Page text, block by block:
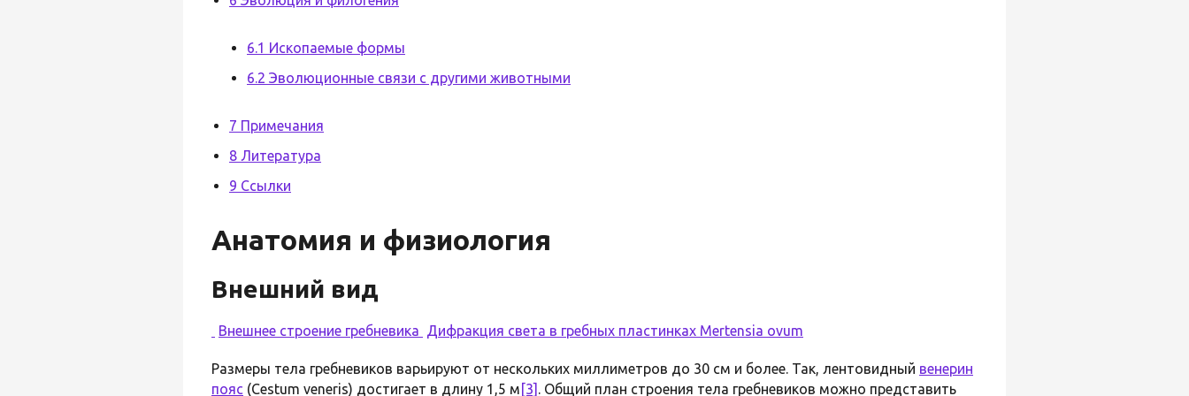
6.1 Ископаемые формы
6.2 Эволюционные связи с другими животными
7 Примечания
8 Литература
9 Ссылки
Анатомия и физиология
Внешний вид
Внешнее строение гребневика Дифракция света в гребных пластинках Mertensia ovum
Размеры тела гребневиков варьируют от нескольких миллиметров до 30 см и более. Так, лентовидный венерин
пояс (Cestum veneris) достигает в длину 1,5 м [3] . Общий план строения тела гребневиков можно представить